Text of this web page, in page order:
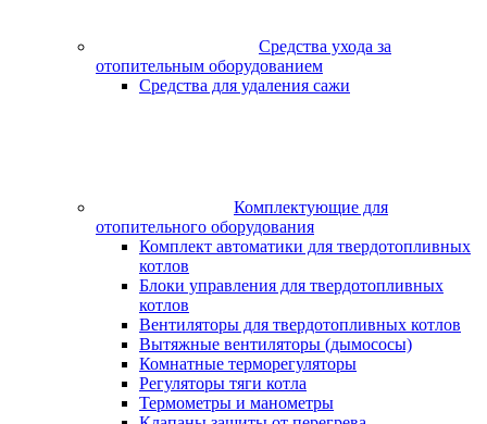
Средства ухода за
отопительным оборудованием
Средства для удаления сажи
Комплектующие для
отопительного оборудования
Комплект автоматики для твердотопливных
котлов
Блоки управления для твердотопливных
котлов
Вентиляторы для твердотопливных котлов
Вытяжные вентиляторы (дымососы)
Комнатные терморегуляторы
Регуляторы тяги котла
Термометры и манометры